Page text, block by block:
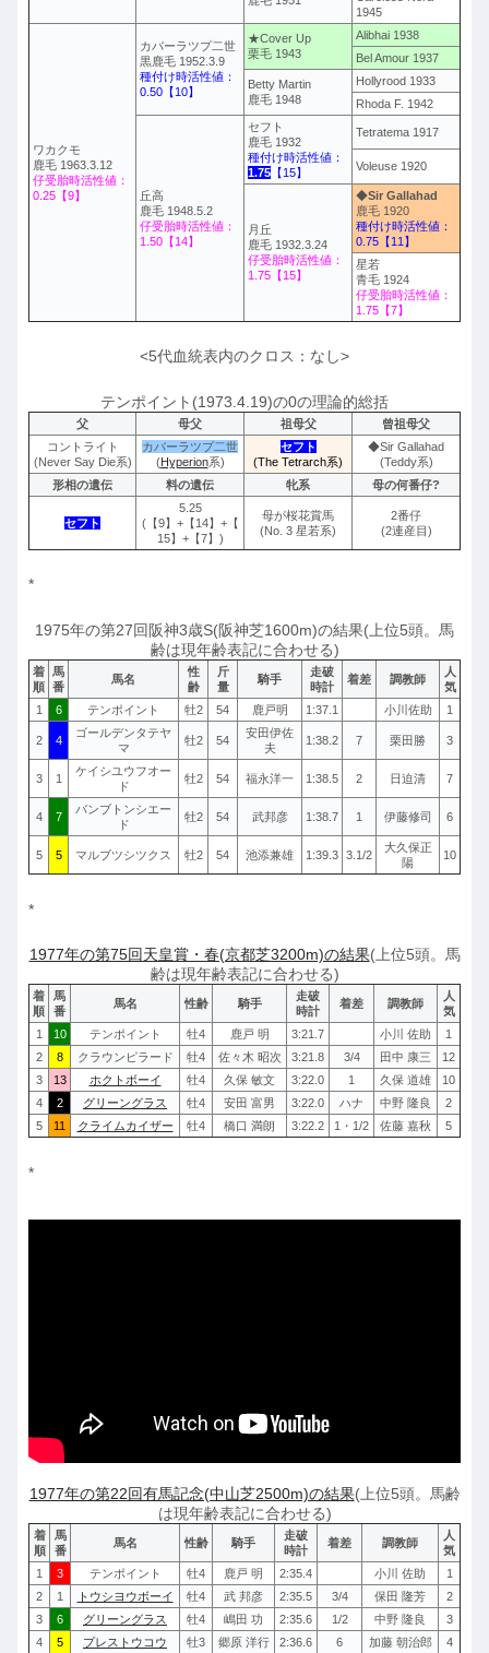
1945
ワカクモ
鹿毛 1963.3.12
仔受胎時活性値：
0.25【9】
カバーラツプ二世
黒鹿毛 1952.3.9
種付け時活性値：
0.50【10】
★Cover Up
栗毛 1943
Alibhai 1938
Bel Amour 1937
Betty Martin
鹿毛 1948
Hollyrood 1933
Rhoda F. 1942
丘高
鹿毛 1948.5.2
仔受胎時活性値：
1.50【14】
セフト
鹿毛 1932
種付け時活性値：
1.75 【15】
Tetratema 1917
Voleuse 1920
月丘
鹿毛 1932.3.24
仔受胎時活性値：
1.75【15】
◆Sir Gallahad
鹿毛 1920
種付け時活性値：
0.75【11】
星若
青毛 1924
仔受胎時活性値：
1.75【7】
<5代血統表内のクロス：なし>
テンポイント(1973.4.19)の0の理論的総括
父 母父 祖母父
曾祖母父
コントライト
(Never Say Die系)
カバーラツプ二世
(Hyperion系)
セフト
(The Tetrarch系)
◆Sir Gallahad
(Teddy系)
形相の遺伝
料の遺伝 牝系 母の何番仔?
セフト
5.25
(【9】+【14】+【
15】+【7】)
母が桜花賞馬
(No. 3 星若系)
2番仔
(2連産目)
*
1975年の第27回阪神3歳S(阪神芝1600m)の結果(上位5頭。馬
齢は現年齢表記に合わせる)
着
順
馬
番
馬名
性
齢
斤
量
騎手
走破
時計
着差 調教師
人
気
1
6 テンポイント 牡2 54 鹿戸明 1:37.1 小川佐助 1
2 4
ゴールデンタテヤ
マ
牡2 54
安田伊佐
夫
1:38.2 7 栗田勝 3
3 1
ケイシユウフオー
ド
牡2 54 福永洋一 1:38.5 2 日迫清 7
4 7
バンブトンシエー
ド
牡2 54 武邦彦 1:38.7 1 伊藤修司 6
5 5 マルブツシツクス 牡2 54 池添兼雄 1:39.3 3.1/2
大久保正
陽
10
*
1977年の第75回天皇賞・春(京都芝3200m)の結果(上位5頭。馬
齢は現年齢表記に合わせる)
着
順
馬
番
馬名 性齢 騎手
走破
時計
着差 調教師
人
気
1
10 テンポイント 牡4 鹿戸 明 3:21.7 小川 佐助
1
2
8 クラウンピラード 牡4 佐々木 昭次 3:21.8 3/4 田中 康三
12
3
13 ホクトボーイ 牡4 久保 敏文 3:22.0 1 久保 道雄
10
4
2 グリーングラス 牡4 安田 富男 3:22.0 ハナ 中野 隆良
2
5
11 クライムカイザー 牡4 橋口 満朗 3:22.2 1・1/2 佐藤 嘉秋 5
*
1977年の第22回有馬記念(中山芝2500m)の結果(上位5頭。馬齢
は現年齢表記に合わせる)
着
順
馬
番
馬名 性齢 騎手
走破
時計
着差 調教師
人
気
1
3 テンポイント 牡4 鹿戸 明 2:35.4 小川 佐助
1
2
1 トウシヨウボーイ 牡4 武 邦彦 2:35.5 3/4 保田 隆芳
2
3
6 グリーングラス 牡4 嶋田 功 2:35.6 1/2 中野 隆良
3
4
5 プレストウコウ 牡3 郷原 洋行 2:36.6 6 加藤 朝治郎 4